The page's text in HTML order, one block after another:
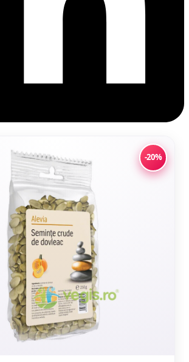
-20%